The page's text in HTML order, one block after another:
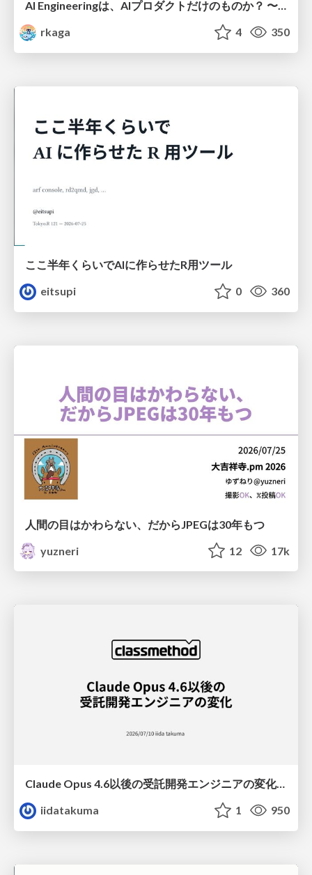
rkaga
4 350
ここ半年くらいでAIに作らせたR用ツール
eitsupi
0 360
人間の目はかわらない、だからJPEGは30年もつ
yuzneri
12 17k
Claude Opus 4.6以後の受託開発エンジニアの変化(Claude Code開発ノウハウ大公開スペシャルbyクラスメソッド)
iidatakuma
1 950